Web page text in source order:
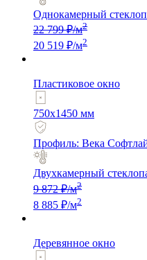
Однокамерный
22 799 ₽/м2
20 519 ₽/м2
Пластиковое окно
750x1450 мм
Профиль: Века
Двухкамерный
9 872 ₽/м2
8 885 ₽/м2
Деревянное окно